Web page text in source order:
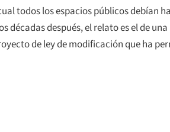
todos los espacios públicos debían
después, el relato es el de
de ley de modificación que ha